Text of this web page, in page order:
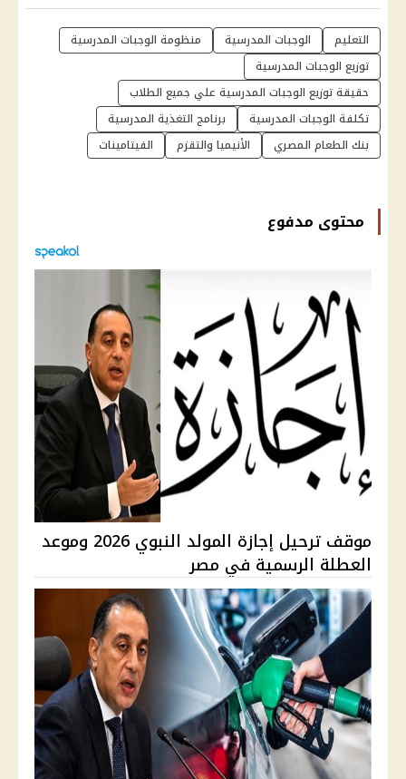
التعليم الوجبات المدرسية
منظومة الوجبات المدرسية
توزيع الوجبات المدرسية
حقيقة توزيع الوجبات المدرسية علي جميع الطلاب
تكلفة الوجبات المدرسية
برنامج التغذية المدرسية
بنك الطعام المصري
الأنيميا والتقزم الفيتامينات
محتوى مدفوع
موقف ترحيل إجازة المولد النبوي 2026 وموعد
العطلة الرسمية في مصر